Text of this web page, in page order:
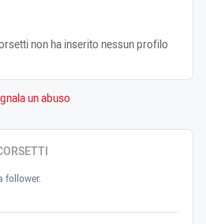
non ha inserito nessun profilo
un abuso
follower.